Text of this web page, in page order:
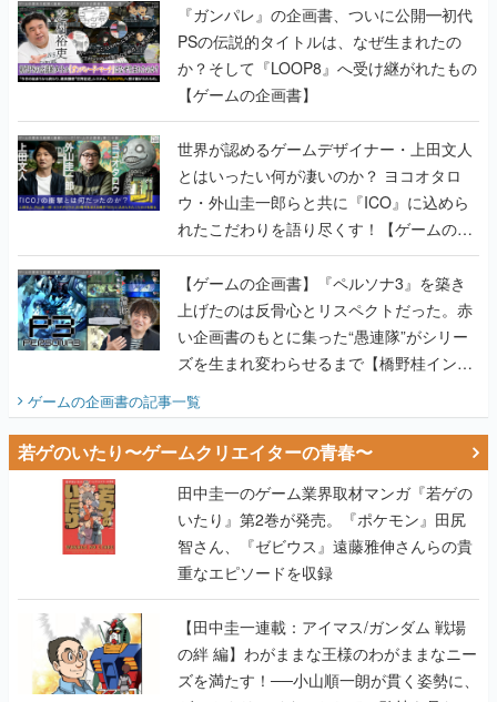
『ガンパレ』の企画書、ついに公開━初代
PSの伝説的タイトルは、なぜ生まれたの
か？そして『LOOP8』へ受け継がれたもの
【ゲームの企画書】
世界が認めるゲームデザイナー・上田文人
とはいったい何が凄いのか？ ヨコオタロ
ウ・外山圭一郎らと共に『ICO』に込めら
れたこだわりを語り尽くす！【ゲームの企
画書】
【ゲームの企画書】『ペルソナ3』を築き
上げたのは反骨心とリスペクトだった。赤
い企画書のもとに集った“愚連隊”がシリー
ズを生まれ変わらせるまで【橋野桂インタ
ビュー】
ゲームの企画書の記事一覧
若ゲのいたり〜ゲームクリエイターの青春〜
田中圭一のゲーム業界取材マンガ『若ゲの
いたり』第2巻が発売。『ポケモン』田尻
智さん、『ゼビウス』遠藤雅伸さんらの貴
重なエピソードを収録
【田中圭一連載：アイマス/ガンダム 戦場
の絆 編】わがままな王様のわがままなニー
ズを満たす！──小山順一朗が貫く姿勢に、